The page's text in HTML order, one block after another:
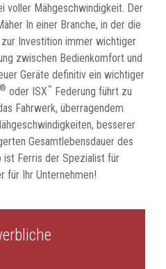
voller Mähgeschwindigkeit. Der
In einer Branche, in der die
Investition immer wichtiger
zwischen Bedienkomfort und
Geräte definitiv ein wichtiger
® oder ISX™ Federung führt zu
Fahrwerk, überragendem
besserer
Gesamtlebensdauer des
ist Ferris der Spezialist für
für Ihr Unternehmen!